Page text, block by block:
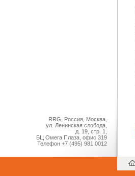
RRG, Россия, Москва,
ул. Ленинская слобода,
д. 19, стр. 1,
БЦ Омега Плаза, офис 319
Телефон +7 (495) 981 0012